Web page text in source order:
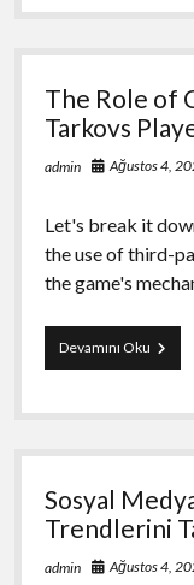
ve
The Role of
Tarkovs
admin Ağustos 4,
Let's break it
the use of third-
the game's
Devamını OkuThe
Role
Cheats
Escape
Player
Base
Sosyal
Trendlerini
admin Ağustos 4,